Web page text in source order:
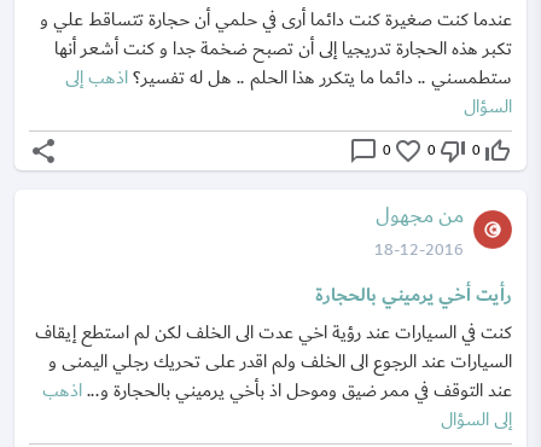
عندما كنت صغيرة كنت دائما أرى في حلمي أن حجارة تتساقط علي و
تكبر هذه الحجارة تدريجيا إلى أن تصبح ضخمة جدا و كنت أشعر أنها
ستطمسني .. دائما ما يتكرر هذا الحلم .. هل له تفسير؟اذهب إلى
السؤال
thumb_up_off_alt
0
thumb_down_off_alt
0
favorite_border
0
chat_bubble_outline
share
من مجهول
18-12-2016
رأيت أخي يرميني بالحجارة
كنت في السيارات عند رؤية اخي عدت الى الخلف لكن لم استطع إيقاف
السيارات عند الرجوع الى الخلف ولم اقدر على تحريك رجلي اليمنى و
عند التوقف في ممر ضيق وموحل اذ بأخي يرميني بالحجارة و...اذهب
إلى السؤال